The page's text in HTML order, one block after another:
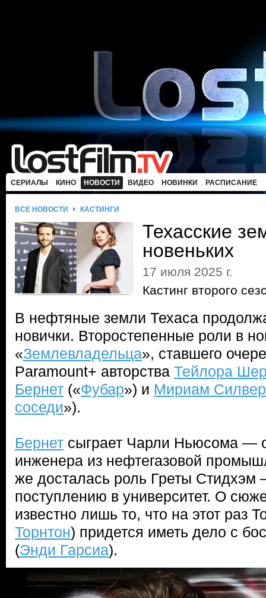
СЕРИАЛЫ КИНО НОВОСТИ ВИДЕО НОВИНКИ РАСПИСАНИЕ
ВСЕ НОВОСТИ КАСТИНГИ
Техасские
новеньких
17 июля 2025 г.
Кастинг второго
В нефтяные земли Техаса
новички. Второстепенные роли в
«Землевладельца», ставшего
Paramount+ авторства Тейлора
Бернет («Фубар») и Мириам
соседи»).
Бернет сыграет Чарли Ньюсома —
инженера из нефтегазовой
же досталась роль Греты Стидхэм
поступлению в университет. О
известно лишь то, что на этот раз
Торнтон) придется иметь дело с
(Энди Гарсиа).